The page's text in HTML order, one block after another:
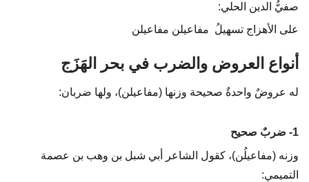
صفيُّ الدين الحلي:
على الأهزاج تسهيلُ مفاعيلن مفاعيلن
أنواع العروض والضرب في بحر الهَزَج
له عروضٌ واحدةٌ صحيحة وزنها (مفاعيلن)، ولها ضربان:
1- ضربٌ صحيح
وزنه (مفاعيلُن)، كقول الشاعر أبي شبل بن وهب بن عصمة
التميمي: